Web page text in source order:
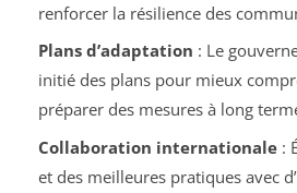
renforcer la résilience des
Plans d’adaptation : Le
initié des plans pour mieux
préparer des mesures à long
Collaboration internationale:
et des meilleures pratiques avec